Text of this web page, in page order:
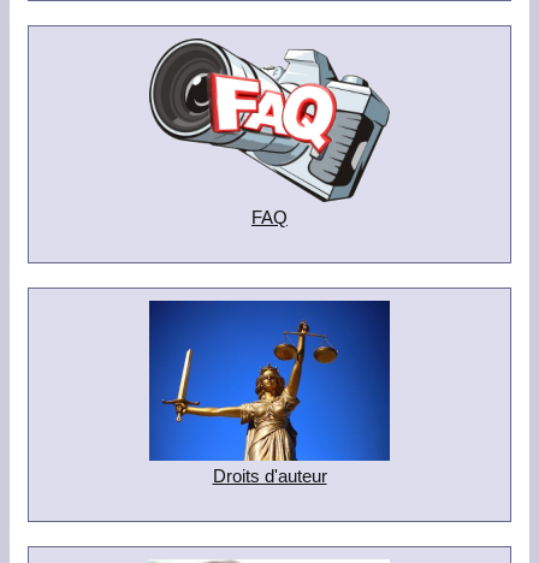
FAQ
Droits d'auteur